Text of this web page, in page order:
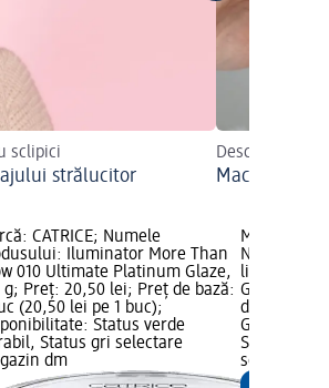
sclipici
strălucitor
Descoperiți
Machiaj de
CATRICE; Numele
Iluminator More Than
010 Ultimate Platinum Glaze,
g; Preț: 20,50 lei; Preț de bază:
(20,50 lei pe 1 buc);
Status verde
Status gri selectare
dm
Marcă:
Numele
lichid
Golden
de bază: 1
Grafică
Status
selectare